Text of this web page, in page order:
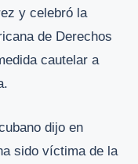
y celebró la
de Derechos
cautelar a
dijo en
sido víctima de la